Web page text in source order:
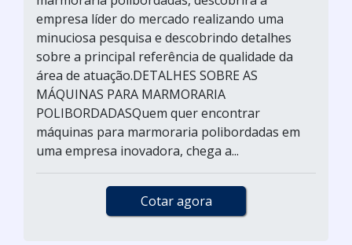
empresa líder do mercado realizando uma
minuciosa pesquisa e descobrindo detalhes
sobre a principal referência de qualidade da
área de atuação.DETALHES SOBRE AS
MÁQUINAS PARA MARMORARIA
POLIBORDADASQuem quer encontrar
máquinas para marmoraria polibordadas em
uma empresa inovadora, chega a...
Cotar agora